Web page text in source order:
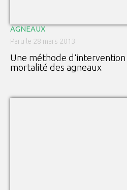
AGNEAUX
Paru le 28 mars 2013
Une méthode
mortalité des agneaux